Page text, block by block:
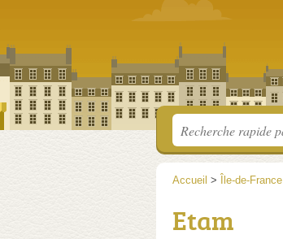
Accueil > Île-de-France
Etam